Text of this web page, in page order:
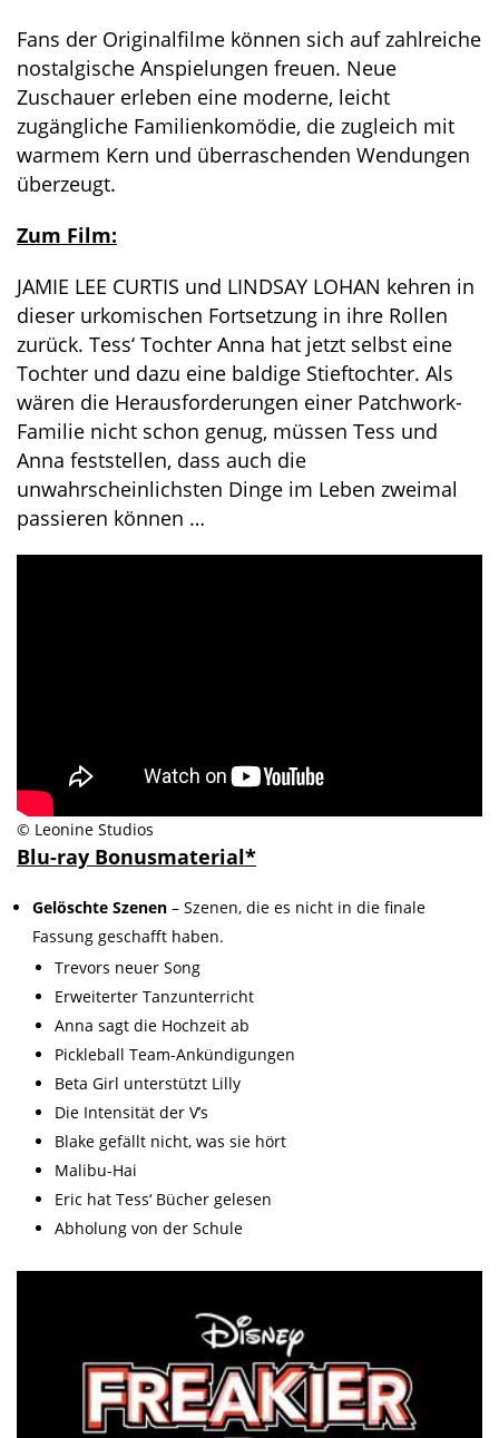
Fans der Originalfilme können sich auf zahlreiche
nostalgische Anspielungen freuen. Neue
Zuschauer erleben eine moderne, leicht
zugängliche Familienkomödie, die zugleich mit
warmem Kern und überraschenden Wendungen
überzeugt.
Zum Film:
JAMIE LEE CURTIS und LINDSAY LOHAN kehren in
dieser urkomischen Fortsetzung in ihre Rollen
zurück. Tess‘ Tochter Anna hat jetzt selbst eine
Tochter und dazu eine baldige Stieftochter. Als
wären die Herausforderungen einer Patchwork-
Familie nicht schon genug, müssen Tess und
Anna feststellen, dass auch die
unwahrscheinlichsten Dinge im Leben zweimal
passieren können …
© Leonine Studios
Blu-ray Bonusmaterial*
Gelöschte Szenen – Szenen, die es nicht in die finale
Fassung geschafft haben.
Trevors neuer Song
Erweiterter Tanzunterricht
Anna sagt die Hochzeit ab
Pickleball Team-Ankündigungen
Beta Girl unterstützt Lilly
Die Intensität der V’s
Blake gefällt nicht, was sie hört
Malibu-Hai
Eric hat Tess‘ Bücher gelesen
Abholung von der Schule